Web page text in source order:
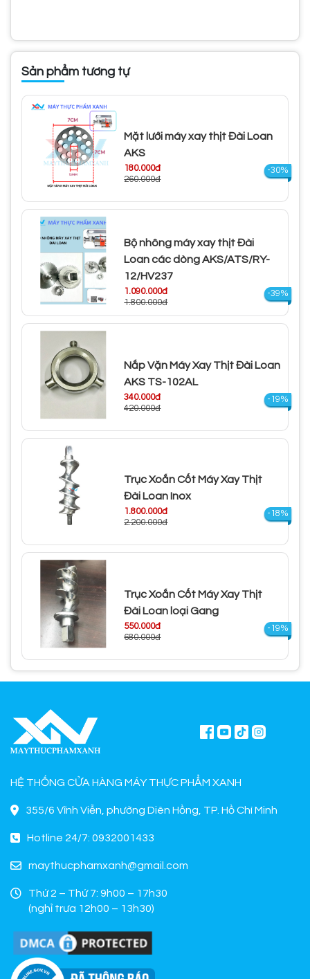
Sản phẩm tương tự
Mặt lưới máy xay thịt Đài Loan
AKS
180.000đ
260.000đ
-30%
Bộ nhông máy xay thịt Đài
Loan các dòng AKS/ATS/RY-
12/HV237
1.090.000đ
1.800.000đ
-39%
Nắp Vặn Máy Xay Thịt Đài Loan
AKS TS-102AL
340.000đ
420.000đ
-19%
Trục Xoắn Cốt Máy Xay Thịt
Đài Loan Inox
1.800.000đ
2.200.000đ
-18%
Trục Xoắn Cốt Máy Xay Thịt
Đài Loan loại Gang
550.000đ
680.000đ
-19%
HỆ THỐNG CỬA HÀNG MÁY THỰC PHẨM XANH
355/6 Vĩnh Viễn, phường Diên Hồng, TP. Hồ Chí Minh
Hotline 24/7: 0932001433
maythucphamxanh@gmail.com
Thứ 2 – Thứ 7: 9h00 – 17h30
(nghỉ trưa 12h00 – 13h30)